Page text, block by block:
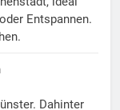
Entspannen.
Dahinter